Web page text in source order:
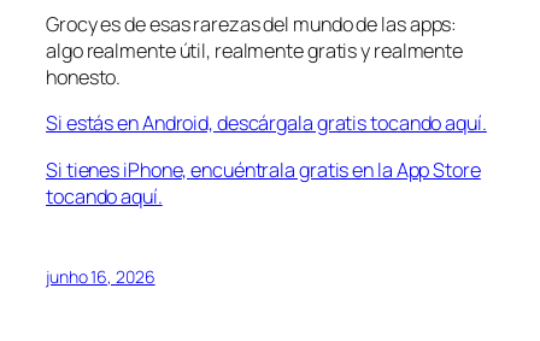
Grocy es de esas rarezas del mundo de las apps:
algo realmente útil, realmente gratis y realmente
honesto.
Si estás en Android, descárgala gratis tocando aquí.
Si tienes iPhone, encuéntrala gratis en la App Store
tocando aquí.
junho 16, 2026